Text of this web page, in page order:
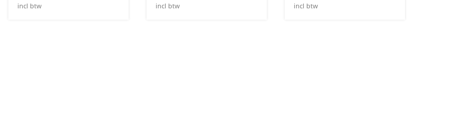
incl btw
incl btw
incl btw